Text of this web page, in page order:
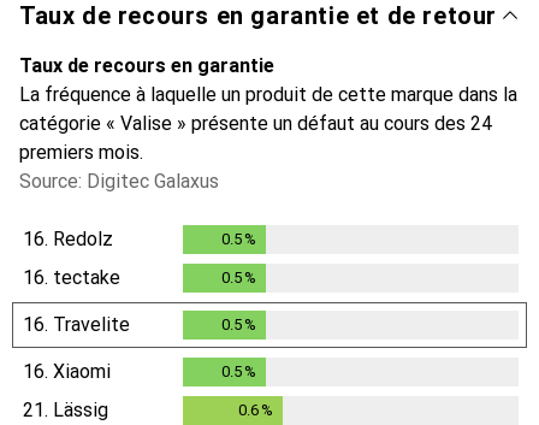
Taux de recours en garantie et de retour
Taux de recours en garantie
La fréquence à laquelle un produit de cette marque dans la
catégorie « Valise » présente un défaut au cours des 24
premiers mois.
Source: Digitec Galaxus
16. Redolz 0.5 %
16. tectake 0.5 %
16. Travelite 0.5 %
16. Xiaomi 0.5 %
21. Lässig 0.6 %